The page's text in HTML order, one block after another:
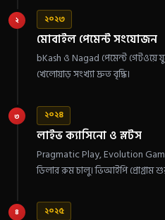
২ ২০২৩
মোবাইল পেমেন্ট সংযোজন
bKash ও Nagad পেমেন্ট গেটওয়ে
খেলোয়াড় সংখ্যা দ্রুত বৃদ্ধি।
৩ ২০২৪
লাইভ ক্যাসিনো ও স্লটস
Pragmatic Play, Evolution
ডিলার রুম চালু। ভিআইপি প্রোগ্রাম
৪ ২০২৫